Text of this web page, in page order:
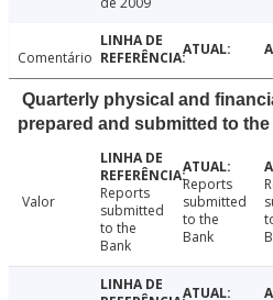
Comentário
Quarterly physical and
prepared and submitted to
Valor
Reports
submitted
to the
Bank
Reports
submitted
to the
Bank